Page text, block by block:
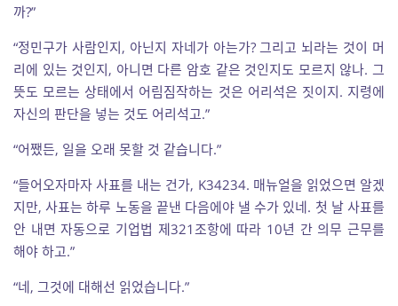
까?”
“정민구가 사람인지, 아닌지 자네가 아는가? 그리고 뇌라는 것이 머
리에 있는 것인지, 아니면 다른 암호 같은 것인지도 모르지 않나. 그
뜻도 모르는 상태에서 어림짐작하는 것은 어리석은 짓이지. 지령에
자신의 판단을 넣는 것도 어리석고.”
“어쨌든, 일을 오래 못할 것 같습니다.”
“들어오자마자 사표를 내는 건가, K34234. 매뉴얼을 읽었으면 알겠
지만, 사표는 하루 노동을 끝낸 다음에야 낼 수가 있네. 첫 날 사표를
안 내면 자동으로 기업법 제321조항에 따라 10년 간 의무 근무를
해야 하고.”
“네, 그것에 대해선 읽었습니다.”